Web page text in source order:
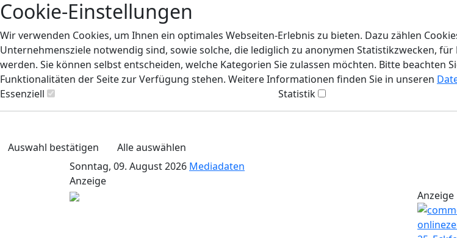
Cookie-Einstellungen
Wir verwenden Cookies, um Ihnen ein optimales Webseiten-Erlebnis zu bieten. Dazu zählen
Unternehmensziele notwendig sind, sowie solche, die lediglich zu anonymen Statistikzwecken,
werden. Sie können selbst entscheiden, welche Kategorien Sie zulassen möchten. Bitte beachten
Funktionalitäten der Seite zur Verfügung stehen. Weitere Informationen finden Sie in unseren
Essenziell
Statistik
Auswahl bestätigen
Alle auswählen
Sonntag, 09. August 2026 Mediadaten
Anzeige
Anzeige